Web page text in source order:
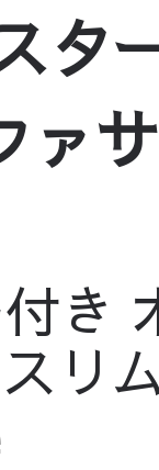
タ
ァ
き
リ